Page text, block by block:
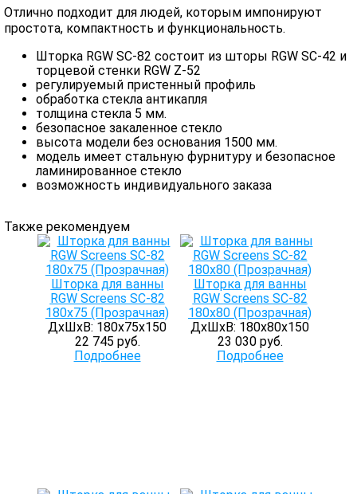
Отлично подходит для людей, которым импонируют
простота, компактность и функциональность.
Шторка RGW SC-82 состоит из шторы RGW SC-42 и
торцевой стенки RGW Z-52
регулируемый пристенный профиль
обработка стекла антикапля
толщина стекла 5 мм.
безопасное закаленное стекло
высота модели без основания 1500 мм.
модель имеет стальную фурнитуру и безопасное
ламинированное стекло
возможность индивидуального заказа
Также рекомендуем
Шторка для ванны
RGW Screens SC-82
180х75 (Прозрачная)
ДхШхВ: 180х75х150
22 745 руб.
Подробнее
Шторка для ванны
RGW Screens SC-82
180х80 (Прозрачная)
ДхШхВ: 180х80х150
23 030 руб.
Подробнее